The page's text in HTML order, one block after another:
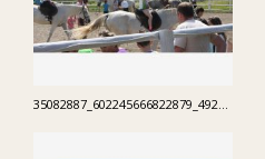
35082887_602245666822879_492242993453989888_n.jpg